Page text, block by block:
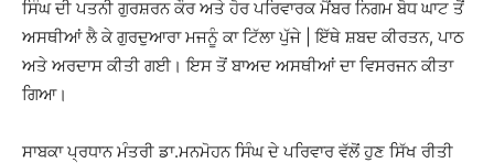
ਸਿੰਘ ਦੀ ਪਤਨੀ ਗੁਰਸ਼ਰਨ ਕੌਰ ਅਤੇ ਹੋਰ ਪਰਿਵਾਰਕ ਮੈਂਬਰ ਨਿਗਮ ਬੋਧ ਘਾਟ ਤੋਂ
ਅਸਥੀਆਂ ਲੈ ਕੇ ਗੁਰਦੁਆਰਾ ਮਜਨੂੰ ਕਾ ਟਿੱਲਾ ਪੁੱਜੇ | ਇੱਥੇ ਸ਼ਬਦ ਕੀਰਤਨ, ਪਾਠ
ਅਤੇ ਅਰਦਾਸ ਕੀਤੀ ਗਈ। ਇਸ ਤੋਂ ਬਾਅਦ ਅਸਥੀਆਂ ਦਾ ਵਿਸਰਜਨ ਕੀਤਾ
ਗਿਆ।
ਸਾਬਕਾ ਪ੍ਰਧਾਨ ਮੰਤਰੀ ਡਾ.ਮਨਮੋਹਨ ਸਿੰਘ ਦੇ ਪਰਿਵਾਰ ਵੱਲੋਂ ਹੁਣ ਸਿੱਖ ਰੀਤੀ